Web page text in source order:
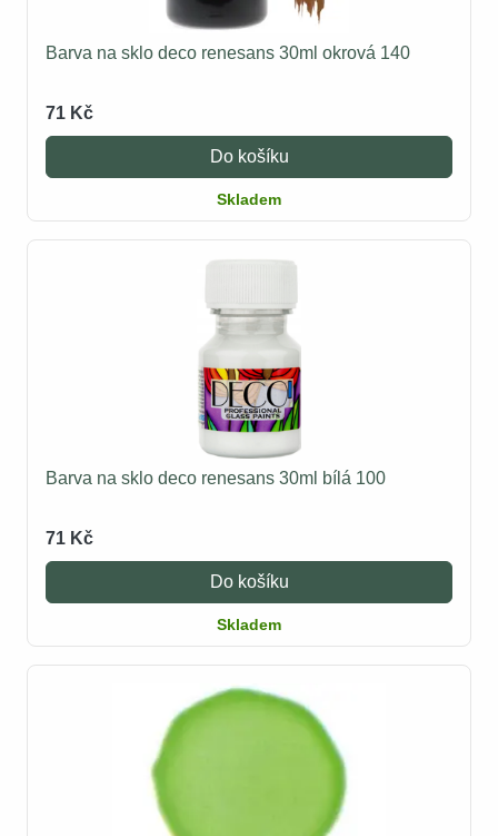
Barva na sklo deco renesans 30ml okrová 140
71 Kč
Do košíku
Skladem
Barva na sklo deco renesans 30ml bílá 100
71 Kč
Do košíku
Skladem